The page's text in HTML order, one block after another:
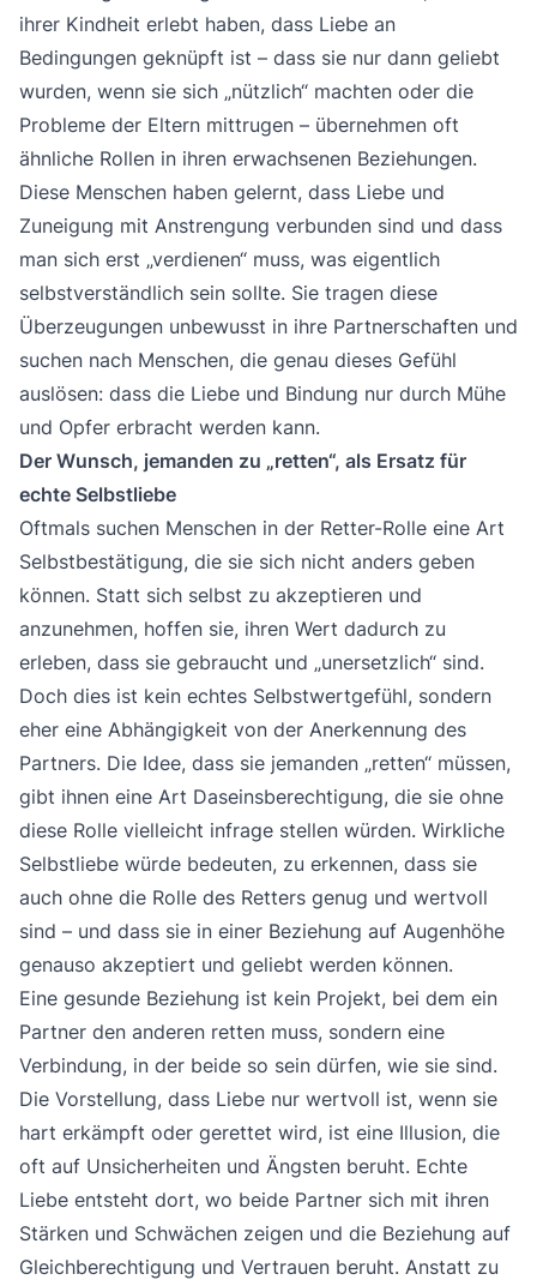
ihrer Kindheit erlebt haben, dass Liebe an
Bedingungen geknüpft ist – dass sie nur dann geliebt
wurden, wenn sie sich „nützlich“ machten oder die
Probleme der Eltern mittrugen – übernehmen oft
ähnliche Rollen in ihren erwachsenen Beziehungen.
Diese Menschen haben gelernt, dass Liebe und
Zuneigung mit Anstrengung verbunden sind und dass
man sich erst „verdienen“ muss, was eigentlich
selbstverständlich sein sollte. Sie tragen diese
Überzeugungen unbewusst in ihre Partnerschaften und
suchen nach Menschen, die genau dieses Gefühl
auslösen: dass die Liebe und Bindung nur durch Mühe
und Opfer erbracht werden kann.
Der Wunsch, jemanden zu „retten“, als Ersatz für
echte Selbstliebe
Oftmals suchen Menschen in der Retter-Rolle eine Art
Selbstbestätigung, die sie sich nicht anders geben
können. Statt sich selbst zu akzeptieren und
anzunehmen, hoffen sie, ihren Wert dadurch zu
erleben, dass sie gebraucht und „unersetzlich“ sind.
Doch dies ist kein echtes Selbstwertgefühl, sondern
eher eine Abhängigkeit von der Anerkennung des
Partners. Die Idee, dass sie jemanden „retten“ müssen,
gibt ihnen eine Art Daseinsberechtigung, die sie ohne
diese Rolle vielleicht infrage stellen würden. Wirkliche
Selbstliebe würde bedeuten, zu erkennen, dass sie
auch ohne die Rolle des Retters genug und wertvoll
sind – und dass sie in einer Beziehung auf Augenhöhe
genauso akzeptiert und geliebt werden können.
Eine gesunde Beziehung ist kein Projekt, bei dem ein
Partner den anderen retten muss, sondern eine
Verbindung, in der beide so sein dürfen, wie sie sind.
Die Vorstellung, dass Liebe nur wertvoll ist, wenn sie
hart erkämpft oder gerettet wird, ist eine Illusion, die
oft auf Unsicherheiten und Ängsten beruht. Echte
Liebe entsteht dort, wo beide Partner sich mit ihren
Stärken und Schwächen zeigen und die Beziehung auf
Gleichberechtigung und Vertrauen beruht. Anstatt zu